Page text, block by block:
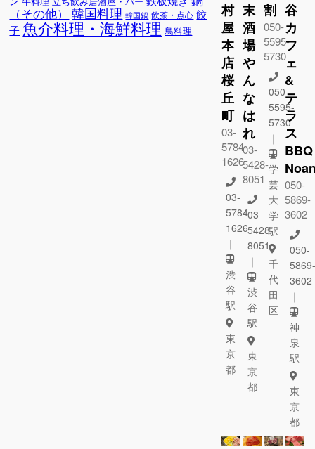
（その他） 韓国料理 韓国鍋 飲茶・点心 餃
子 魚介料理・海鮮料理 鳥料理
村
屋
本
店
桜
丘
町
03-
5784-
1626
03-
5784-
1626
｜
渋
谷
駅
東
京
都
末
酒
場
や
ん
な
は
れ
03-
5428-
8051
03-
5428-
8051
｜
渋
谷
駅
東
京
都
割
050-
5595-
5730
050-
5595-
5730
｜
学
芸
大
学
駅
千
代
田
区
谷
カ
フ
ェ
&
テ
ラ
ス
BBQ
050-
5869-
3602
050-
3602
｜
神
泉
駅
東
京
都